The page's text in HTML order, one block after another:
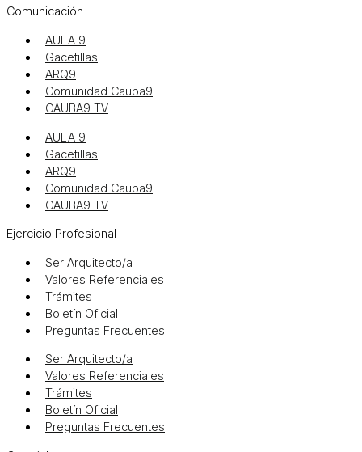
Comunicación
AULA 9
Gacetillas
ARQ9
Comunidad Cauba9
CAUBA9 TV
AULA 9
Gacetillas
ARQ9
Comunidad Cauba9
CAUBA9 TV
Ejercicio Profesional
Ser Arquitecto/a
Valores Referenciales
Trámites
Boletín Oficial
Preguntas Frecuentes
Ser Arquitecto/a
Valores Referenciales
Trámites
Boletín Oficial
Preguntas Frecuentes